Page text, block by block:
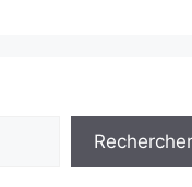
Rechercher